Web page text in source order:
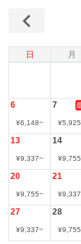
日 月
6
¥6,148~
7
¥5,925
13
¥9,337~
14
¥9,755
20
¥9,755~
21
¥9,337
27
¥9,337~
28
¥9,755